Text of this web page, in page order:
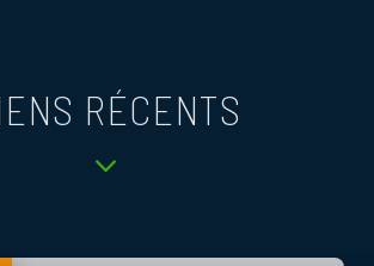
RÉCENTS